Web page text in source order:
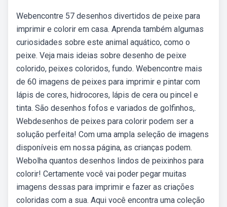
Webencontre 57 desenhos divertidos de peixe para
imprimir e colorir em casa. Aprenda também algumas
curiosidades sobre este animal aquático, como o
peixe. Veja mais ideias sobre desenho de peixe
colorido, peixes coloridos, fundo. Webencontre mais
de 60 imagens de peixes para imprimir e pintar com
lápis de cores, hidrocores, lápis de cera ou pincel e
tinta. São desenhos fofos e variados de golfinhos,.
Webdesenhos de peixes para colorir podem ser a
solução perfeita! Com uma ampla seleção de imagens
disponíveis em nossa página, as crianças podem.
Webolha quantos desenhos lindos de peixinhos para
colorir! Certamente você vai poder pegar muitas
imagens dessas para imprimir e fazer as criações
coloridas com a sua. Aqui você encontra uma coleção